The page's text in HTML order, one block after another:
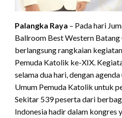
Palangka Raya – Pada hari
Ballroom Best Western Batang
berlangsung rangkaian
Pemuda Katolik ke-XIX.
selama dua hari, dengan
Umum Pemuda Katolik untuk
Sekitar 539 peserta dari
Indonesia hadir dalam kongres